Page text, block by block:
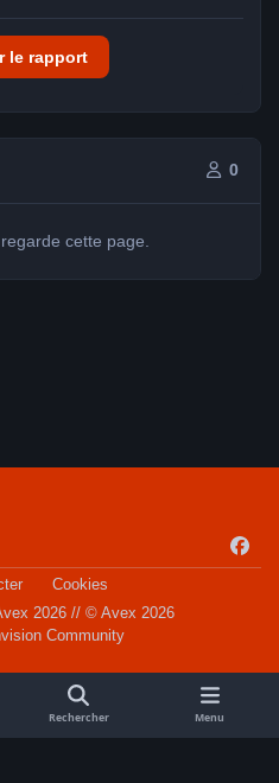
le rapport
0
cette page.
a
o
k
Cookies
2026 // © Avex 2026
Community
Rechercher Menu